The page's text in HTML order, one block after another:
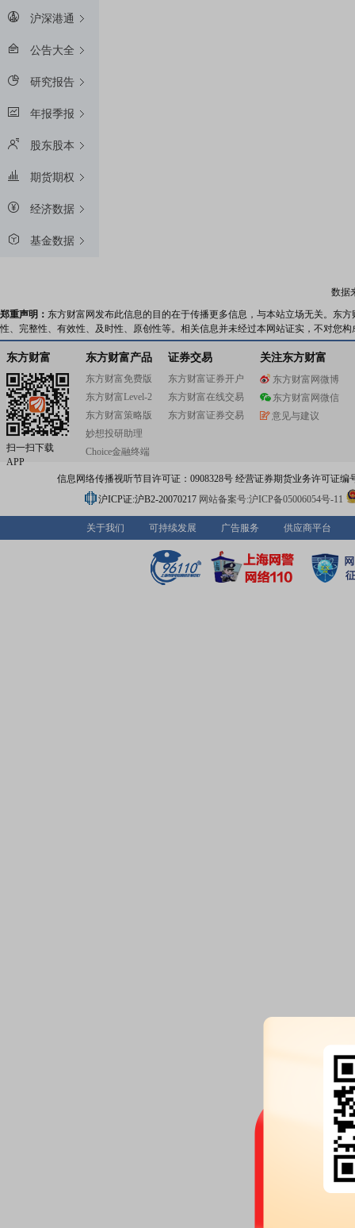
沪深港通
公告大全
研究报告
年报季报
股东股本
期货期权
经济数据
基金数据
数据
郑重声明： 东方财富网发布此信息的目的在于传播更多信息，与本站立场无关。东
性、完整性、有效性、及时性、原创性等。相关信息并未经过本网站证实，不对您
东方财富
扫一扫下载
APP
东方财富产品
东方财富免费版
东方财富Level-2
东方财富策略版
妙想投研助理
Choice金融终端
证券交易
东方财富证券开户
东方财富在线交易
东方财富证券交易
关注东方财富
东方财富网微博
东方财富网微信
意见与建议
信息网络传播视听节目许可证：0908328号 经营证券期货业务许可证编
沪ICP证:沪B2-20070217 网站备案号:沪ICP备05006054号-11
关于我们 可持续发展 广告服务 供应商平台